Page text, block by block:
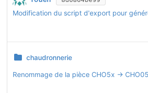
chaudronnerie
Renommage de la pièce CHO5x -> CHO05